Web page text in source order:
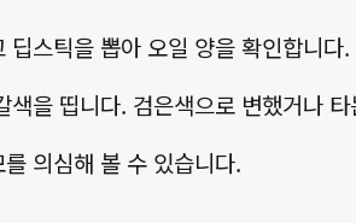
딥스틱을 뽑아 오일 양을 확인합니
을 띱니다. 검은색으로 변했거나
의심해 볼 수 있습니다.